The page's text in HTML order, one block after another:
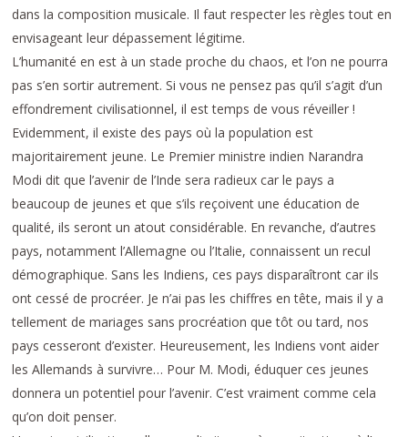
dans la composition musicale. Il faut respecter les règles tout en
envisageant leur dépassement légitime.
L’humanité en est à un stade proche du chaos, et l’on ne pourra
pas s’en sortir autrement. Si vous ne pensez pas qu’il s’agit d’un
effondrement civilisationnel, il est temps de vous réveiller !
Evidemment, il existe des pays où la population est
majoritairement jeune. Le Premier ministre indien Narandra
Modi dit que l’avenir de l’Inde sera radieux car le pays a
beaucoup de jeunes et que s’ils reçoivent une éducation de
qualité, ils seront un atout considérable. En revanche, d’autres
pays, notamment l’Allemagne ou l’Italie, connaissent un recul
démographique. Sans les Indiens, ces pays disparaîtront car ils
ont cessé de procréer. Je n’ai pas les chiffres en tête, mais il y a
tellement de mariages sans procréation que tôt ou tard, nos
pays cesseront d’exister. Heureusement, les Indiens vont aider
les Allemands à survivre… Pour M. Modi, éduquer ces jeunes
donnera un potentiel pour l’avenir. C’est vraiment comme cela
qu’on doit penser.